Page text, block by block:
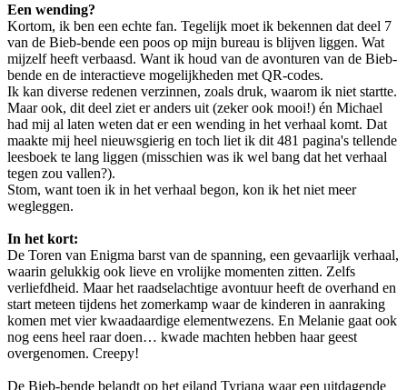
Een wending?
Kortom, ik ben een echte fan. Tegelijk moet ik bekennen dat deel 7
van de Bieb-bende een poos op mijn bureau is blijven liggen. Wat
mijzelf heeft verbaasd. Want ik houd van de avonturen van de Bieb-
bende en de interactieve mogelijkheden met QR-codes.
Ik kan diverse redenen verzinnen, zoals druk, waarom ik niet startte.
Maar ook, dit deel ziet er anders uit (zeker ook mooi!) én Michael
had mij al laten weten dat er een wending in het verhaal komt. Dat
maakte mij heel nieuwsgierig en toch liet ik dit 481 pagina's tellende
leesboek te lang liggen (misschien was ik wel bang dat het verhaal
tegen zou vallen?).
Stom, want toen ik in het verhaal begon, kon ik het niet meer
wegleggen.
In het kort:
De Toren van Enigma barst van de spanning, een gevaarlijk verhaal,
waarin gelukkig ook lieve en vrolijke momenten zitten. Zelfs
verliefdheid. Maar het raadselachtige avontuur heeft de overhand en
start meteen tijdens het zomerkamp waar de kinderen in aanraking
komen met vier kwaadaardige elementwezens. En Melanie gaat ook
nog eens heel raar doen… kwade machten hebben haar geest
overgenomen. Creepy!
De Bieb-bende belandt op het eiland Tyriana waar een uitdagende